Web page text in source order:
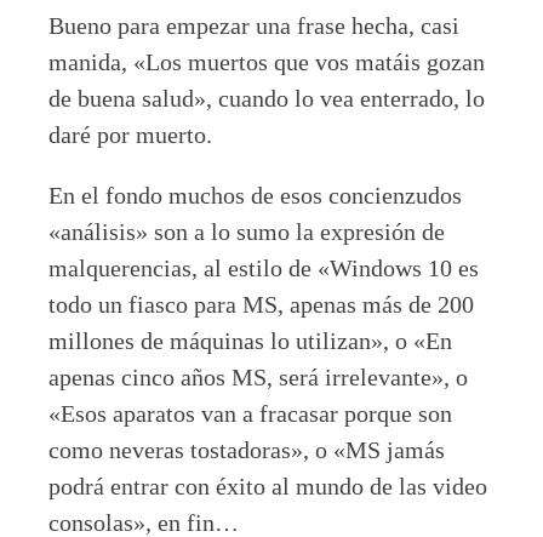
Bueno para empezar una frase hecha, casi
manida, «Los muertos que vos matáis gozan
de buena salud», cuando lo vea enterrado, lo
daré por muerto.
En el fondo muchos de esos concienzudos
«análisis» son a lo sumo la expresión de
malquerencias, al estilo de «Windows 10 es
todo un fiasco para MS, apenas más de 200
millones de máquinas lo utilizan», o «En
apenas cinco años MS, será irrelevante», o
«Esos aparatos van a fracasar porque son
como neveras tostadoras», o «MS jamás
podrá entrar con éxito al mundo de las video
consolas», en fin…